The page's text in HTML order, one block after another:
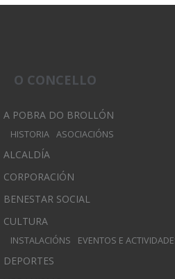
O CONCELLO
A POBRA DO BROLLÓN
HISTORIA ASOCIACIÓNS
ALCALDÍA
CORPORACIÓN
BENESTAR SOCIAL
CULTURA
INSTALACIÓNS EVENTOS E
DEPORTES